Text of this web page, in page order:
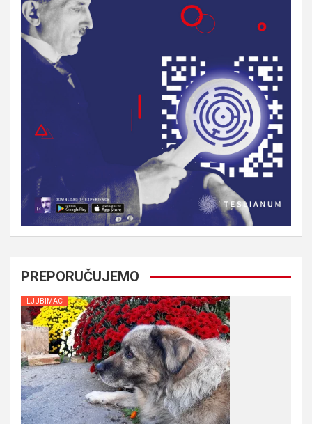
PREPORUČUJEMO
LJUBIMAC